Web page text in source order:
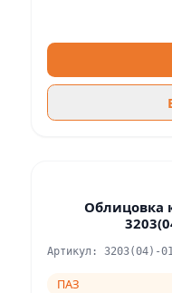
Облицовка
Артикул: 3203(04)-
ПАЗ